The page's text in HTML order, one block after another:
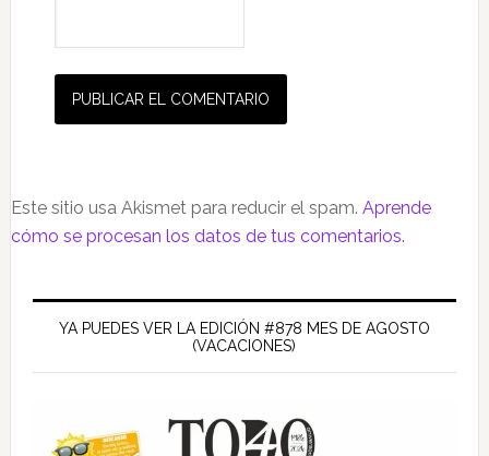
Este sitio usa Akismet para reducir el spam. Aprende
cómo se procesan los datos de tus comentarios.
Barra
lateral
principal
YA PUEDES VER LA EDICIÓN #878 MES DE AGOSTO
(VACACIONES)